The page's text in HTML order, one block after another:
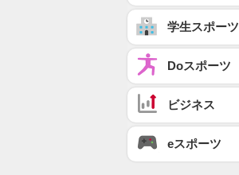
学生スポーツ
Doスポーツ
ビジネス
eスポーツ